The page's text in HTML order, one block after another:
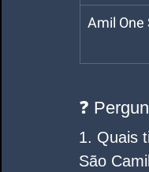
Amil One
❓
1. Quais
São